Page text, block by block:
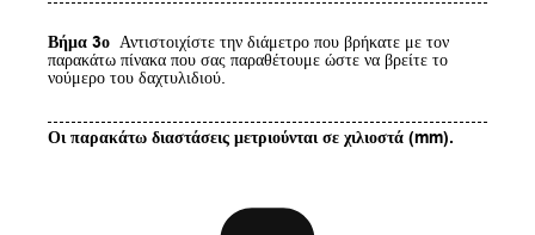
Βήμα 3ο Αντιστοιχίστε την διάμετρο που βρήκατε με τον
παρακάτω πίνακα που σας παραθέτουμε ώστε να βρείτε το
νούμερο του δαχτυλιδιού.
Οι παρακάτω διαστάσεις μετριούνται σε χιλιοστά (mm).